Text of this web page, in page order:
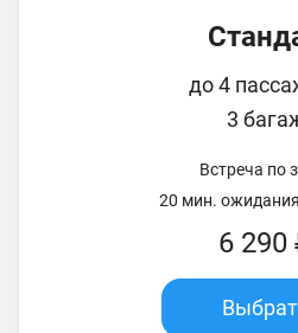
до 4
3
Встреча по
20 мин.
6 290